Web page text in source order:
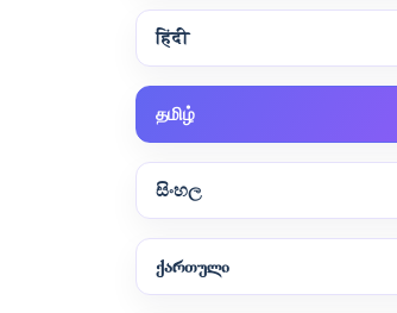
हिंदी
தமிழ்
සිංහල
ქართული